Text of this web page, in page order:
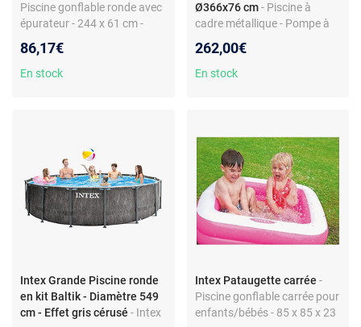
Piscine gonflable ronde avec
épurateur - 244 x 61 cm -
86,17€
En stock
Ø366x76 cm - Piscine à
cadre métallique - Pompe à
litres - Monté rapidement
262,00€
En stock
Intex Grande Piscine ronde
en kit Baltik - Diamètre 549
cm - Effet gris cérusé - Intex
Intex Pataugette carrée -
Piscine gonflable carrée pour
enfants/bébés - 85 x 85 x 23